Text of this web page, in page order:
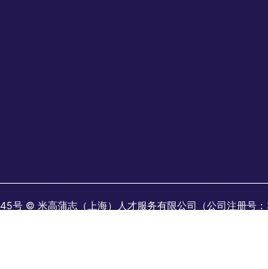
号 © 米高蒲志（上海）人才服务有限公司（公司注册号